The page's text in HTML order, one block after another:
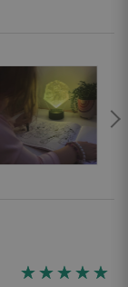
☆☆☆☆☆
★★★★★